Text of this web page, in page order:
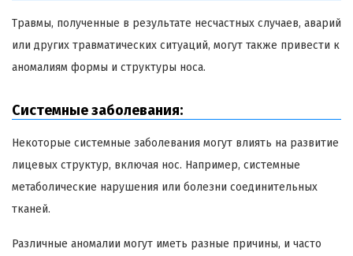
Травмы, полученные в результате несчастных случаев, аварий
или других травматических ситуаций, могут также привести к
аномалиям формы и структуры носа.
Системные заболевания:
Некоторые системные заболевания могут влиять на развитие
лицевых структур, включая нос. Например, системные
метаболические нарушения или болезни соединительных
тканей.
Различные аномалии могут иметь разные причины, и часто